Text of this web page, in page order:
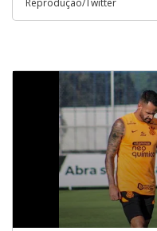
Reprodução/Twitter